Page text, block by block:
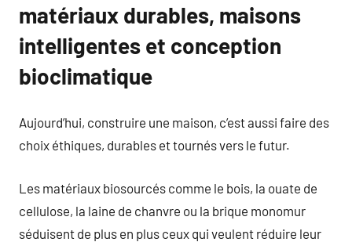
matériaux durables, maisons
intelligentes et conception
bioclimatique
Aujourd’hui, construire une maison, c’est aussi faire des
choix éthiques, durables et tournés vers le futur.
Les matériaux biosourcés comme le bois, la ouate de
cellulose, la laine de chanvre ou la brique monomur
séduisent de plus en plus ceux qui veulent réduire leur